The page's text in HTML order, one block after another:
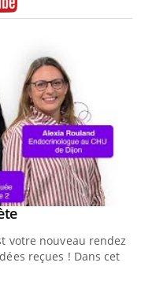
Youtube
votre nouveau rendez-
reçues ! Dans cet
bien être global
la qualité de vie au
Régis Blugeon,